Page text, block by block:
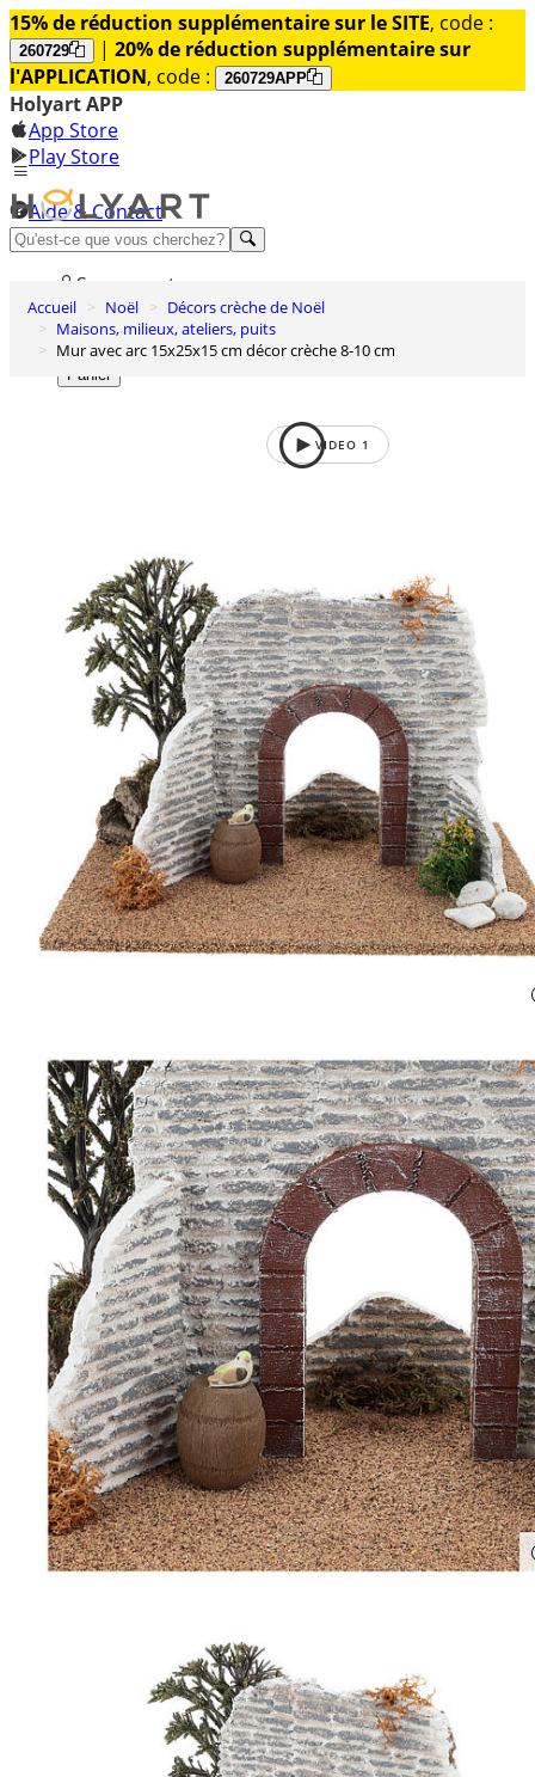
15% de réduction supplémentaire sur le SITE, code :
260729 | 20% de réduction supplémentaire sur
l'APPLICATION, code : 260729APP
Holyart APP
App Store
Play Store
Aide & Contact
Découvrez Premium
Se connecter
Liste des envies
0
Panier
Accueil Noël
Décors crèche de Noël
Maisons, milieux, ateliers, puits
Mur avec arc 15x25x15 cm décor crèche 8-10 cm
VIDEO 1